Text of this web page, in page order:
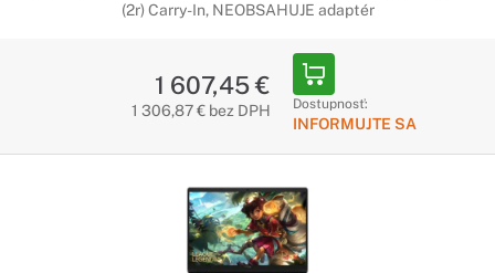
(2r) Carry-In, NEOBSAHUJE adaptér
1 607,45 €
1 306,87 € bez DPH Dostupnosť:
INFORMUJTE SA